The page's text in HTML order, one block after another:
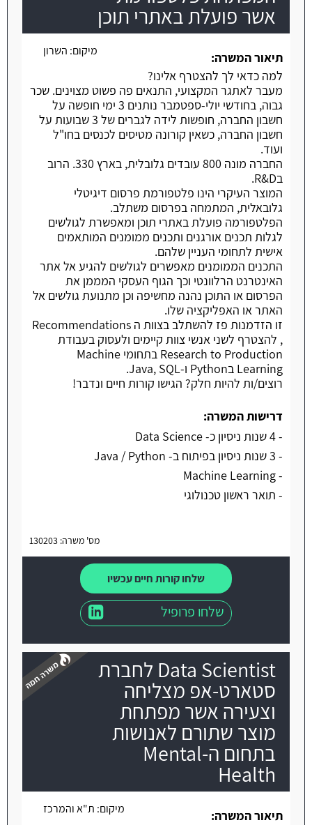
אשר פועלת באתרי תוכן
מיקום: השרון
תיאור המשרה:
למה כדאי לך להצטרף אלינו?
מעבר לאתגר המקצועי, התנאים פה פשוט מצוינים. שכר
גבוה, בחודשי יולי-ספטמבר נותנים 3 ימי חופשה על
חשבון החברה, חופשות לידה לגברים של 3 שבועות על
חשבון החברה, כשאין קורונה מטיסים לכנסים בחו"ל
ועוד.
החברה מונה 800 עובדים גלובלית, בארץ 330. הרוב
בR&D.
המוצר העיקרי הינו פלטפורמת פרסום דיגיטלי
גלובאלית, המתמחה בפרסום משתלב.
הפלטפורמה פועלת באתרי תוכן ומאפשרת לגולשים
לגלות תכנים אורגנים ותכנים ממומנים המותאמים
אישית לתחומי העניין שלהם.
התכנים הממומנים מאפשרים לגולשים להגיע אל אתר
האינטרנט הרלוונטי וכך הגוף העסקי המממן את
הפרסום או התוכן נהנה מחשיפה וכן מתנועת גולשים אל
האתר או האפליקציה שלו.
זו הזדמנות פז להשתלב בצוות ה Recommendations
, להצטרף לשני אנשי צוות קיימים ולעסוק בעבודת
Research to Production בתחומי Machine
Learning בPython ו-Java, SQL.
רוצים/ות להיות חלק? הגישו קורות חיים ונדבר!
דרישות המשרה:
- 4 שנות ניסיון כ- Data Science
- 3 שנות ניסיון בפיתוח ב- Java / Python
- Machine Learning
- תואר ראשון טכנולוגי
מס' משרה: 130203
שלחו קורות חיים עכשיו
שלחו פרופיל
Data Scientist לחברת
סטארט-אפ מצליחה
וצעירה אשר מפתחת
מוצר שתורם לאנושות
בתחום ה-Mental
Health
מיקום: ת"א והמרכז
תיאור המשרה: